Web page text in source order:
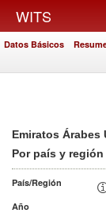
WITS
Datos Básicos
Emiratos Árabes
Por país y región
País/Región
Año